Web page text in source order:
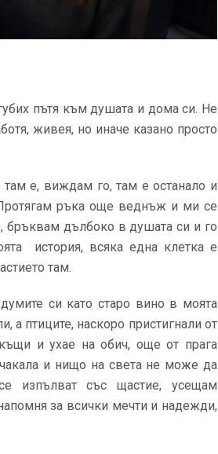
пътя към душата и дома си. Не
живея, но иначе казано просто
е, виждам го, там е останало и
ръка още веднъж и ми се
бръквам дълбоко в душата си и го
история, всяка една клетка е
там.
си като старо вино в моята
а птиците, наскоро пристигнали от
и ухае на обич, още от прага
и нищо на света не може да
изпълват със щастие, усещам
за всички мечти и надежди,